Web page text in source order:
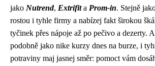
jako Nutrend, Extrifita Prom-in. Stejně
rostou i tyhle firmy a nabízej fakt širokou
tyčinek přes nápoje až po pečivo a dezerty.
podobně jako nike kurzy dnes na burze, i
potraviny maj jasnej směr: pomoct vám